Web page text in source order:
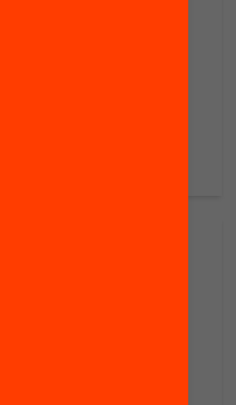
i resultats
Informe Bofill
dades PISA 2012